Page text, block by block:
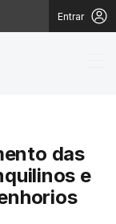
Entrar
das
e